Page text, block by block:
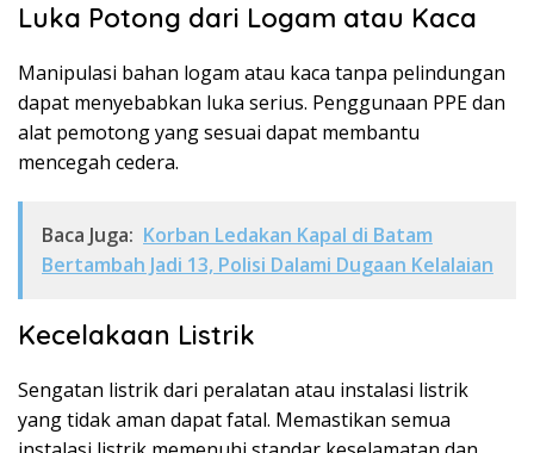
Luka Potong dari Logam atau Kaca
Manipulasi bahan logam atau kaca tanpa pelindungan
dapat menyebabkan luka serius. Penggunaan PPE dan
alat pemotong yang sesuai dapat membantu
mencegah cedera.
Baca Juga: Korban Ledakan Kapal di Batam
Bertambah Jadi 13, Polisi Dalami Dugaan Kelalaian
Kecelakaan Listrik
Sengatan listrik dari peralatan atau instalasi listrik
yang tidak aman dapat fatal. Memastikan semua